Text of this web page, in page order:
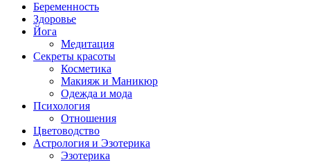
Беременность
Здоровье
Йога
Медитация
Секреты красоты
Косметика
Макияж и Маникюр
Одежда и мода
Психология
Отношения
Цветоводство
Астрология и Эзотерика
Эзотерика